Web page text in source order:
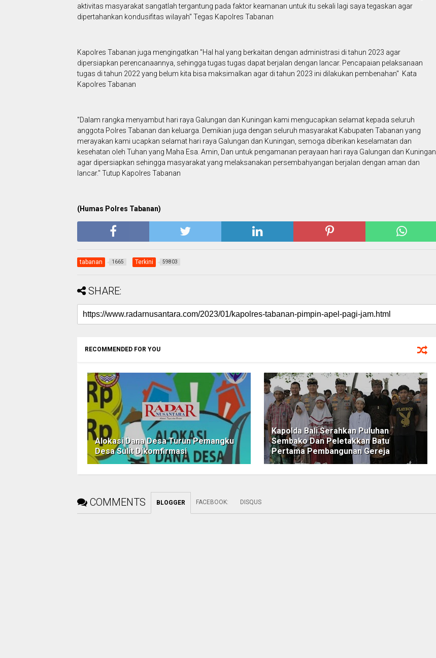
aktivitas masyarakat sangatlah tergantung pada faktor keamanan untuk itu sekali lagi saya tegaskan agar
dipertahankan kondusifitas wilayah" Tegas Kapolres Tabanan
Kapolres Tabanan juga mengingatkan "Hal hal yang berkaitan dengan administrasi di tahun 2023 agar
dipersiapkan perencanaannya, sehingga tugas tugas dapat berjalan dengan lancar. Pencapaian pelaksanaan
tugas di tahun 2022 yang belum kita bisa maksimalkan agar di tahun 2023 ini dilakukan pembenahan" Kata
Kapolres Tabanan
"Dalam rangka menyambut hari raya Galungan dan Kuningan kami mengucapkan selamat kepada seluruh
anggota Polres Tabanan dan keluarga. Demikian juga dengan seluruh masyarakat Kabupaten Tabanan yang
merayakan kami ucapkan selamat hari raya Galungan dan Kuningan, semoga diberikan keselamatan dan
kesehatan oleh Tuhan yang Maha Esa. Amin, Dan untuk pengamanan perayaan hari raya Galungan dan Kuningan
agar dipersiapkan sehingga masyarakat yang melaksanakan persembahyangan berjalan dengan aman dan
lancar." Tutup Kapolres Tabanan
(Humas Polres Tabanan)
tabanan 1665 Terkini 59803
SHARE:
RECOMMENDED FOR YOU
Alokasi Dana Desa Turun Pemangku
Desa Sulit Dikomfirmasi
Kapolda Bali Serahkan Puluhan
Sembako Dan Peletakkan Batu
Pertama Pembangunan Gereja
COMMENTS BLOGGER FACEBOOK: DISQUS